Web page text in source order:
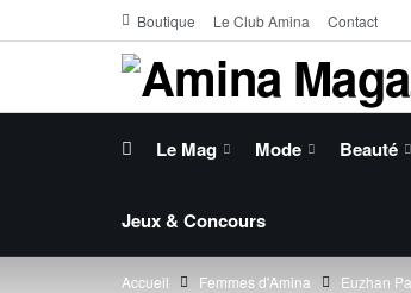
Boutique Le Club Amina Contact
Le Mag Mode Beauté
Jeux & Concours
Accueil Femmes d'Amina Euzhan